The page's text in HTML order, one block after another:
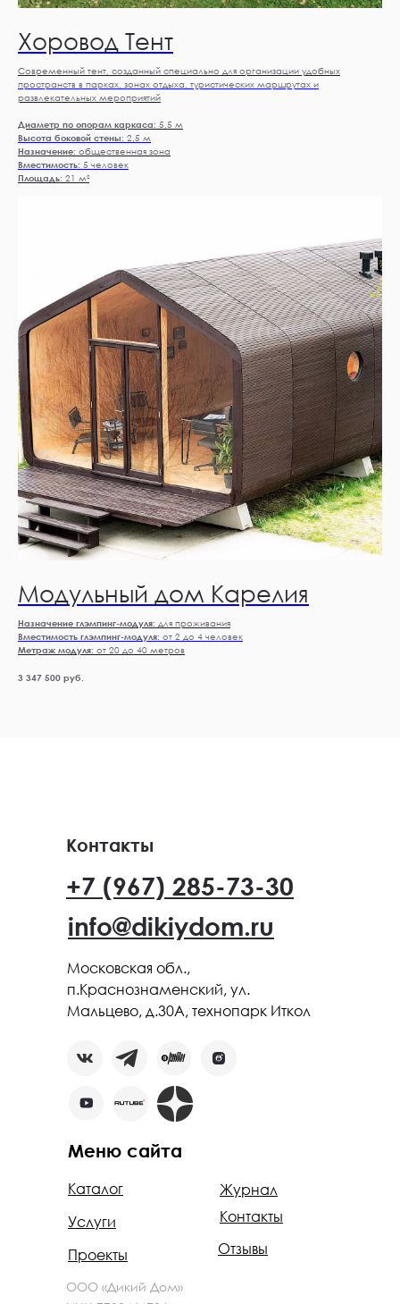
Хоровод Тент
Современный тент, созданный специально для организации удобных
пространств в парках, зонах отдыха, туристических маршрутах и
развлекательных мероприятий
Диаметр по опорам каркаса: 5,5 м
Высота боковой стены: 2,5 м
Назначение: общественная зона
Вместимость: 5 человек
Площадь: 21 м²
Модульный дом Карелия
Назначение глэмпинг-модуля: для проживания
Вместимость глэмпинг-модуля: от 2 до 4 человек
Метраж модуля: от 20 до 40 метров
3 347 500 руб.
+7 (967) 285-73-30
info@dikiydom.ru
Московская обл.,
п.Краснознаменский, ул.
Мальцево, д.30А, технопарк Иткол
Меню сайта
Каталог
Услуги
Проекты
Журнал
Отзывы
Контакты
Контакты
ООО «Дикий Дом»